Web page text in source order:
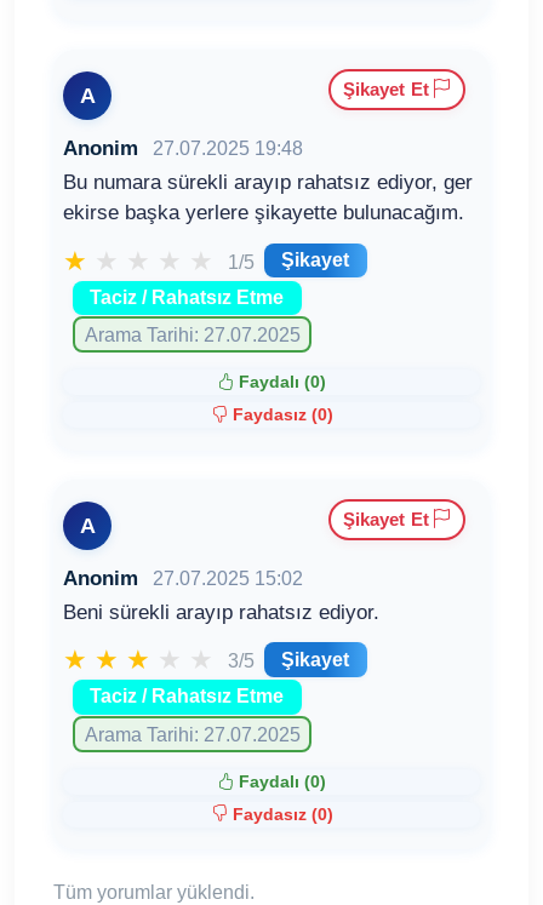
A
Anonim 27.07.2025 19:48
Bu numara sürekli arayıp rahatsız ediyor, ger
ekirse başka yerlere şikayette bulunacağım.
★ ★ ★ ★ ★ 1/5
Şikayet
Taciz / Rahatsız Etme
Arama Tarihi: 27.07.2025
Faydalı (0)
Faydasız (0)
Şikayet Et
A
Anonim 27.07.2025 15:02
Beni sürekli arayıp rahatsız ediyor.
★ ★ ★ ★ ★ 3/5
Şikayet
Taciz / Rahatsız Etme
Arama Tarihi: 27.07.2025
Faydalı (0)
Faydasız (0)
Şikayet Et
Tüm yorumlar yüklendi.